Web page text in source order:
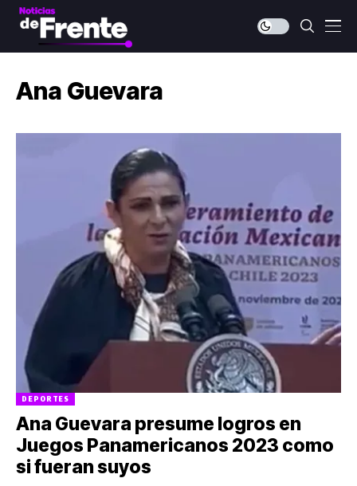
Ana Guevara
DEPORTES
Ana Guevara presume logros en
Juegos Panamericanos 2023 como
si fueran suyos